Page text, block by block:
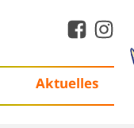
Aktuelles